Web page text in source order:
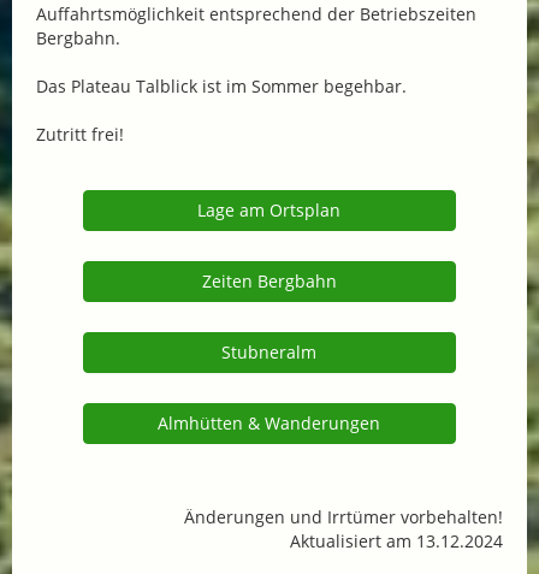
Auffahrtsmöglichkeit entsprechend der Betriebszeiten
Bergbahn.
Das Plateau Talblick ist im Sommer begehbar.
Zutritt frei!
Lage am Ortsplan
Zeiten Bergbahn
Stubneralm
Almhütten & Wanderungen
Änderungen und Irrtümer vorbehalten!
Aktualisiert am 13.12.2024